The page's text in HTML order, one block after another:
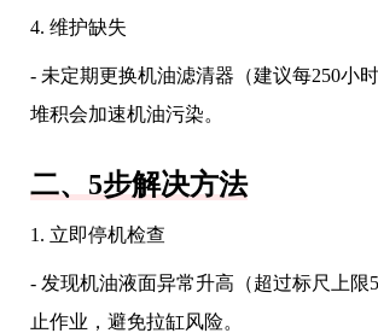
4. 维护缺失
- 未定期更换机油滤清器（建议每250小
堆积会加速机油污染。
二、5步解决方法
1. 立即停机检查
- 发现机油液面异常升高（超过标尺上限
止作业，避免拉缸风险。